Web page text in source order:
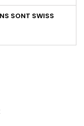
SONT SWISS